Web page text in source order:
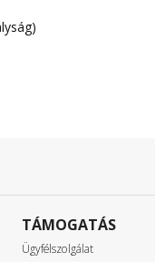
TÁMOGATÁS
Ügyfélszolgálat